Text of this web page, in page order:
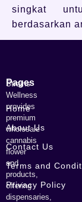
singkat
berdasarkan
Strains
Wellness
provides
premium
wholesale
cannabis
flower
and
products,
offering
dispensaries,
Pages
Home
About Us
Contact Us
Terms and
Privacy Policy